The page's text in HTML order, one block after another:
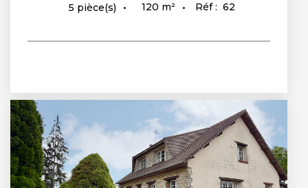
5 pièce(s) 120 m² Réf : 62